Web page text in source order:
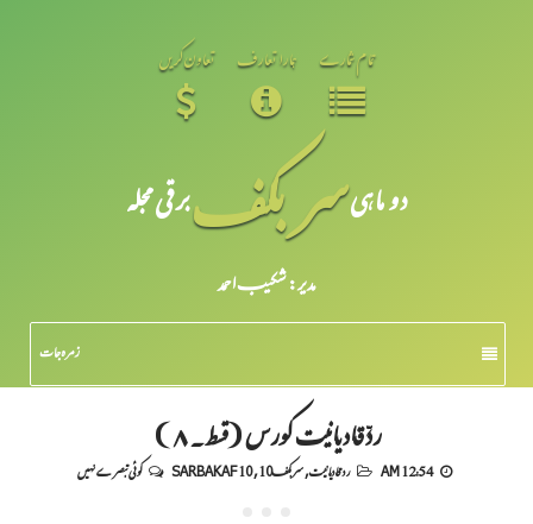
تمام شمارے ہمارا تعارف تعاون کریں
دو ماہیسر بکفبرقی مجلہ
مدیر: شکیبـ احمد
زمرہ جات
ردِّقادیانیت کورس (قسط۔۸)
12:54 AM رد قادیانیت,سربکف10 ,
SARBAKAF 10 کوئی تبصرے نہیں